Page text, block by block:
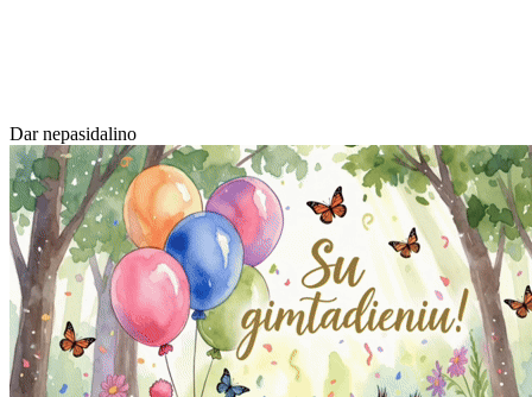
Dar nepasidalino